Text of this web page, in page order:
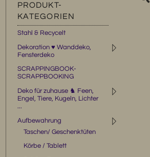
PRODUKT-
KATEGORIEN
Stahl & Recycelt
◹
Dekoration ♥ Wanddeko,
Fensterdeko
SCRAPPINGBOOK-
SCRAPPBOOKING
◹
Deko für zuhause ♞ Feen,
Engel, Tiere, Kugeln, Lichter
...
◹
Aufbewahrung
Taschen/ Geschenktüten
Körbe / Tablett